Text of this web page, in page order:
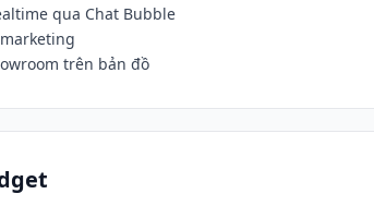
qua Chat Bubble
trên bản đồ